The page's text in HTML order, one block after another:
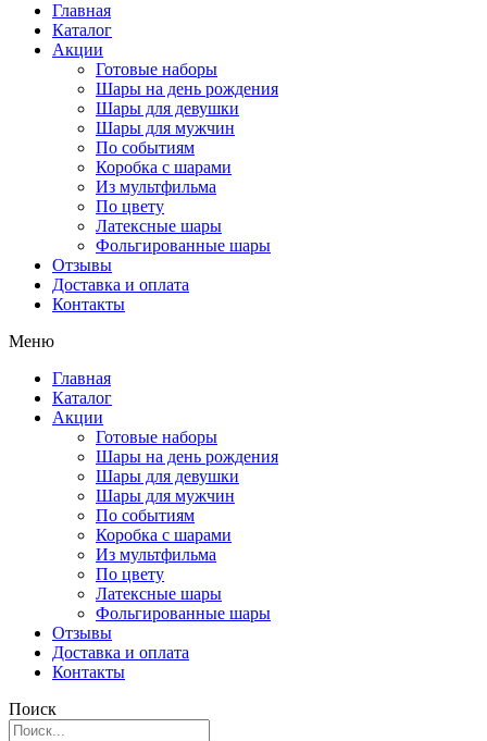
Главная
Каталог
Акции
Готовые наборы
Шары на день рождения
Шары для девушки
Шары для мужчин
По событиям
Коробка с шарами
Из мультфильма
По цвету
Латексные шары
Фольгированные шары
Отзывы
Доставка и оплата
Контакты
Меню
Главная
Каталог
Акции
Готовые наборы
Шары на день рождения
Шары для девушки
Шары для мужчин
По событиям
Коробка с шарами
Из мультфильма
По цвету
Латексные шары
Фольгированные шары
Отзывы
Доставка и оплата
Контакты
Поиск